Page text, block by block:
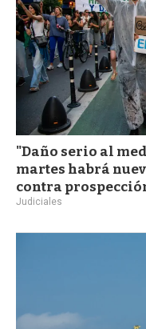
"Daño serio al
martes habrá
contra
Judiciales